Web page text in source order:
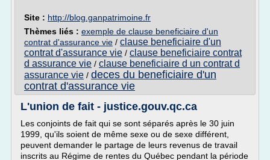
Site : http://blog.ganpatrimoine.fr
Thèmes liés : exemple de clause beneficiaire d'un
contrat d'assurance vie / clause beneficiaire d'un
contrat d'assurance vie / clause beneficiaire contrat
d assurance vie / clause beneficiaire d un contrat d
assurance vie / deces du beneficiaire d'un
contrat d'assurance vie
L'union de fait - justice.gouv.qc.ca
Les conjoints de fait qui se sont séparés après le 30 juin
1999, qu'ils soient de même sexe ou de sexe différent,
peuvent demander le partage de leurs revenus de travail
inscrits au Régime de rentes du Québec pendant la période